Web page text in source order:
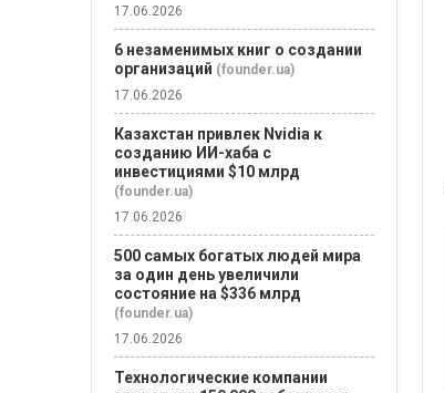
17.06.2026
6 незаменимых книг о создании
организаций (founder.ua)
17.06.2026
Казахстан привлек Nvidia к
созданию ИИ-хаба с
инвестициями $10 млрд
(founder.ua)
17.06.2026
500 самых богатых людей мира
за один день увеличили
состояние на $336 млрд
(founder.ua)
17.06.2026
Технологические компании